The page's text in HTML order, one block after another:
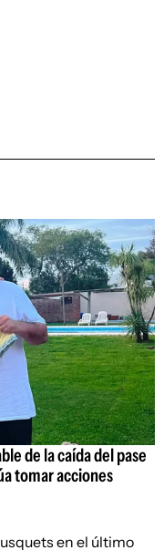
de la caída del pase
tomar acciones